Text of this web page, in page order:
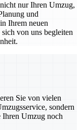
nur Ihren Umzug,
und
Ihrem neuen
von uns begleiten
Sie von vielen
sondern
Ihren Umzug noch